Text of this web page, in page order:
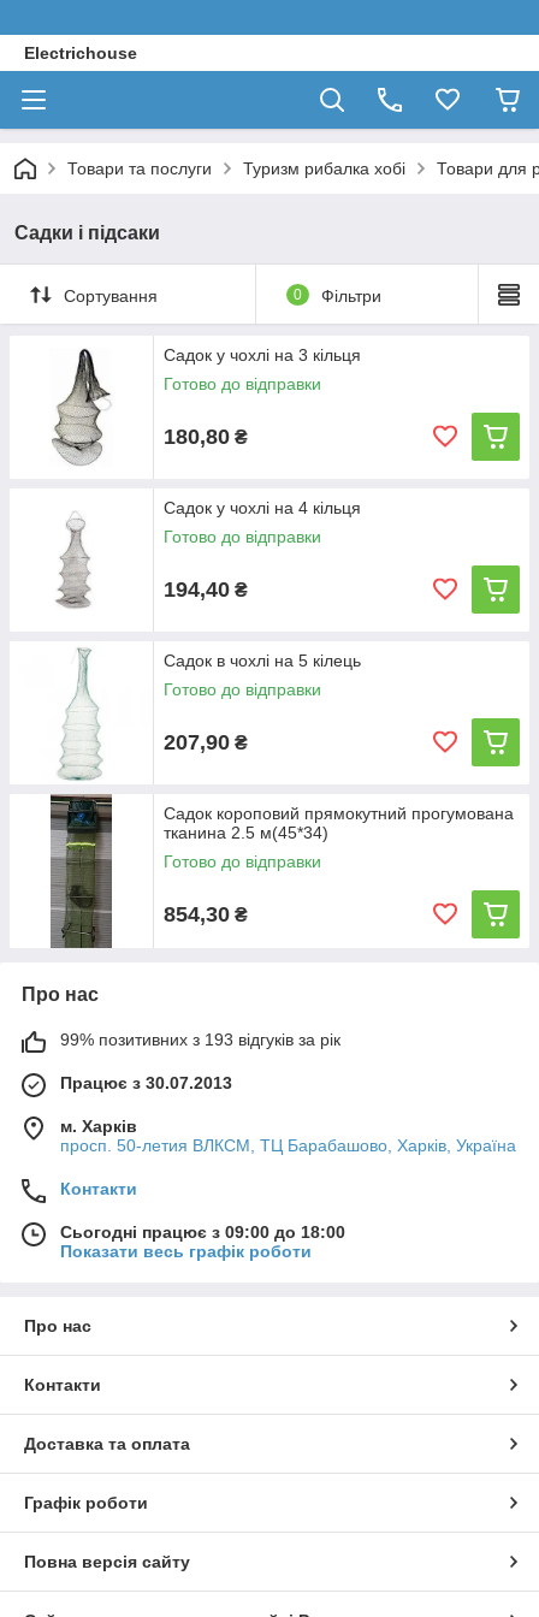
Electrichouse
Товари та послуги Туризм рибалка хобі Товари для
Садки і підсаки
Сортування 0 Фільтри
Садок у чохлі на 3 кільця
Готово до відправки
180,80 ₴
Садок у чохлі на 4 кільця
Готово до відправки
194,40 ₴
Садок в чохлі на 5 кілець
Готово до відправки
207,90 ₴
Садок короповий прямокутний прогумована
тканина 2.5 м(45*34)
Готово до відправки
854,30 ₴
Про нас
99% позитивних з 193 відгуків за рік
Працює з 30.07.2013
м. Харків
просп. 50-летия ВЛКСМ, ТЦ Барабашово, Харків, Україна
Контакти
Сьогодні працює з 09:00 до 18:00
Показати весь графік роботи
Про нас
Контакти
Доставка та оплата
Графік роботи
Повна версія сайту